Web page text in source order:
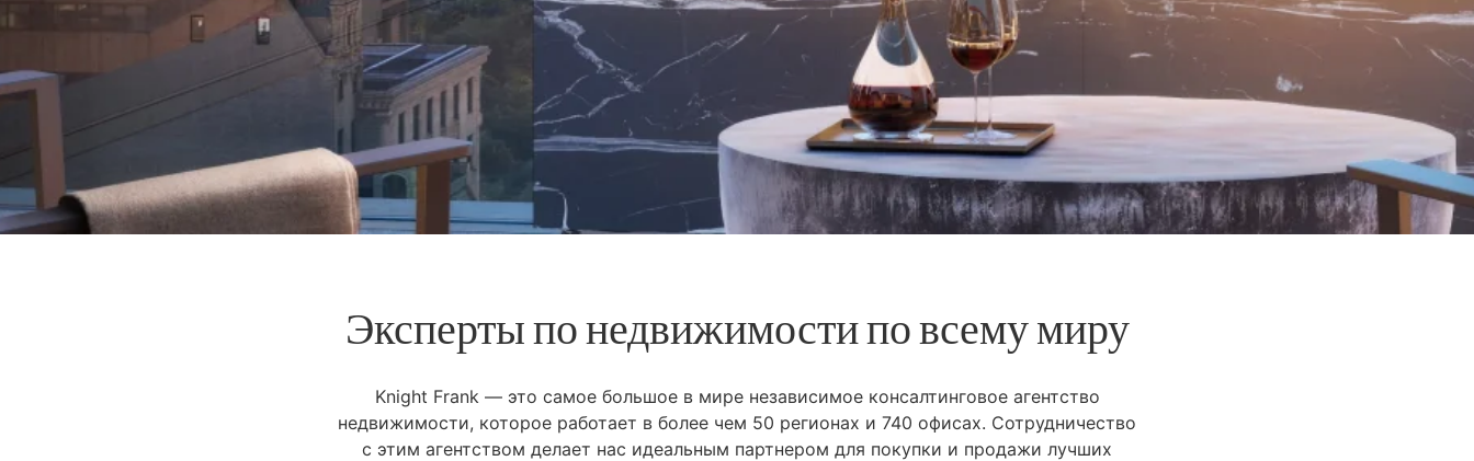
Эксперты по недвижимости по всему миру
Knight Frank — это самое большое в мире независимое консалтинговое агентство
недвижимости, которое работает в более чем 50 регионах и 740 офисах. Сотрудничество
с этим агентством делает нас идеальным партнером для покупки и продажи лучших